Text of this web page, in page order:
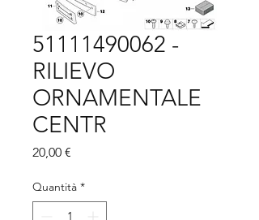
51111490062 -
RILIEVO
ORNAMENTALE
CENTR
20,00 €
Quantità *